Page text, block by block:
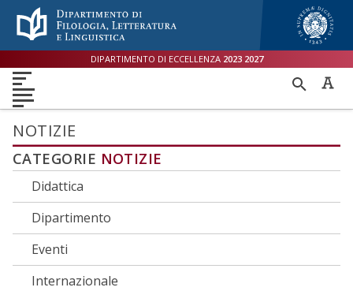
Menù accessibilità
to main menu
to content
DIPARTIMENTO DI ECCELLENZA 2023 2027
NOTIZIE
CATEGORIE NOTIZIE
Didattica
Dipartimento
Eventi
Internazionale